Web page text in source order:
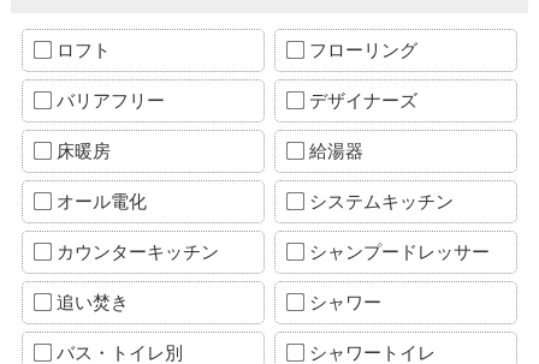
ロフト フローリング
バリアフリー デザイナーズ
床暖房 給湯器
オール電化 システムキッチン
カウンターキッチン シャンプードレッサー
追い焚き シャワー
バス・トイレ別 シャワートイレ